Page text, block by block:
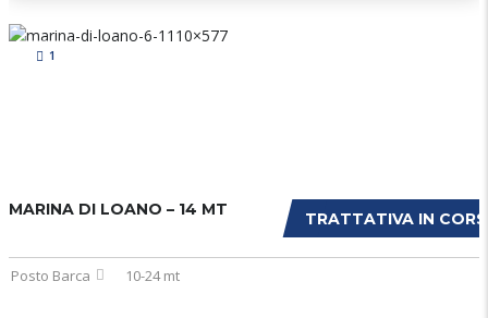
1
TRATTATIVA IN
MARINA DI LOANO – 14 MT
Posto Barca 10-24 mt